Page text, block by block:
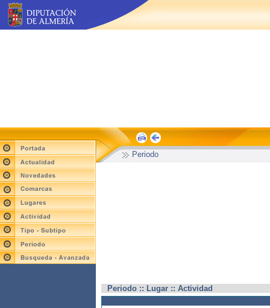
Periodo
Periodo :: Lugar :: Actividad